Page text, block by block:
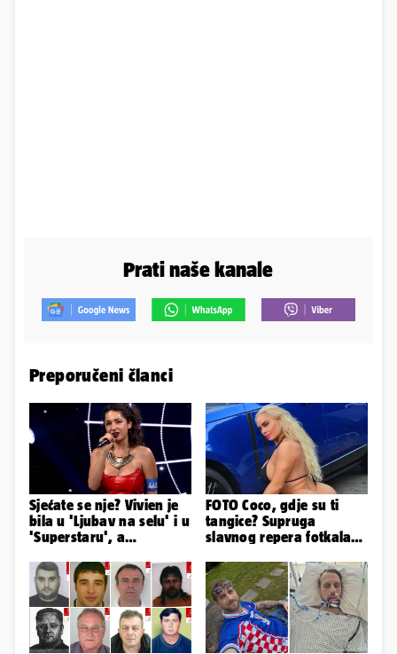
Prati naše kanale
Preporučeni članci
Sjećate se nje? Vivien je
bila u 'Ljubav na selu' i u
'Superstaru', a
izgleda
FOTO Coco, gdje su ti
tangice? Supruga
slavnog repera fotkala
sve